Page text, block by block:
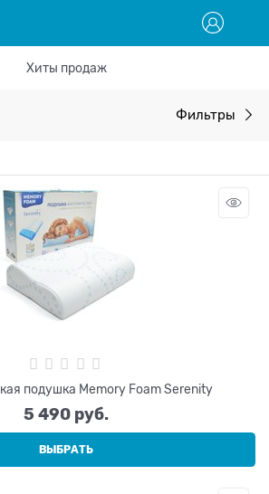
Хиты продаж
Фильтры
подушка Memory Foam Serenity
5 490 руб.
ВЫБРАТЬ